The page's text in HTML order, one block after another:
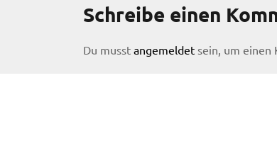
Schreibe einen
Du musst angemeldet sein, um einen